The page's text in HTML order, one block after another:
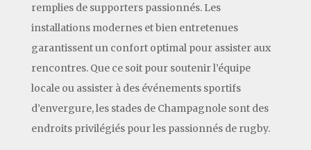
remplies de supporters passionnés. Les
installations modernes et bien entretenues
garantissent un confort optimal pour assister aux
rencontres. Que ce soit pour soutenir l’équipe
locale ou assister à des événements sportifs
d’envergure, les stades de Champagnole sont des
endroits privilégiés pour les passionnés de rugby.